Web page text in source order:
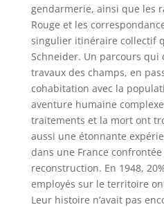
gendarmerie, ainsi que les
Rouge et les
singulier itinéraire collectif
Schneider. Un parcours qui
travaux des champs, en
cohabitation avec la
aventure humaine
traitements et la mort ont
aussi une étonnante
dans une France
reconstruction. En 1948,
employés sur le territoire
Leur histoire n’avait pas